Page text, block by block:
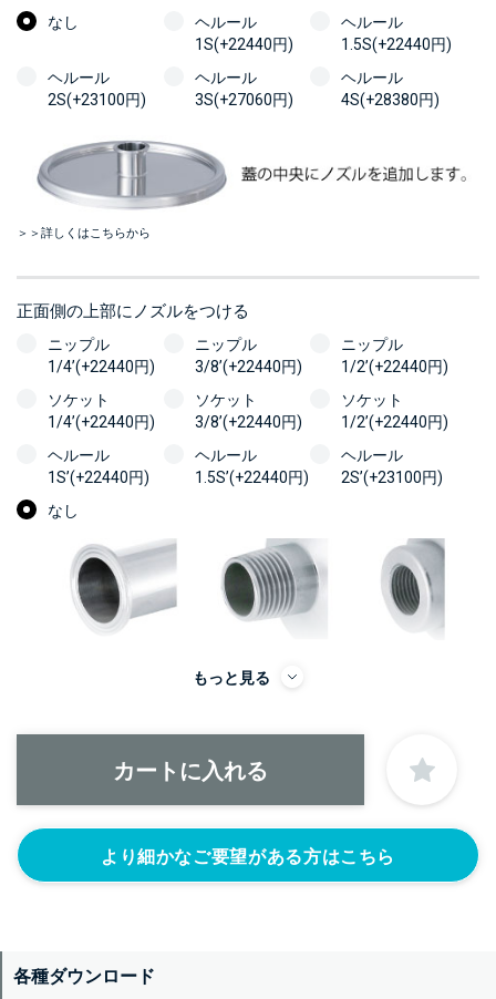
なし
ヘルール
1S(+22440円)
ヘルール
1.5S(+22440円)
ヘルール
2S(+23100円)
ヘルール
3S(+27060円)
ヘルール
4S(+28380円)
＞＞詳しくはこちらから
正面側の上部にノズルをつける
ニップル
1/4’(+22440円)
ニップル
3/8’(+22440円)
ニップル
1/2’(+22440円)
ソケット
1/4’(+22440円)
ソケット
3/8’(+22440円)
ソケット
1/2’(+22440円)
ヘルール
1S’(+22440円)
ヘルール
1.5S’(+22440円)
ヘルール
2S’(+23100円)
なし
正面側の下部にノズルをつける
ニップル
1/4’(+22440円)
ニップル
3/8’(+22440円)
ニップル
1/2’(+22440円)
ヘルール
もっと見る
より細かなご要望がある方はこちら
各種ダウンロード